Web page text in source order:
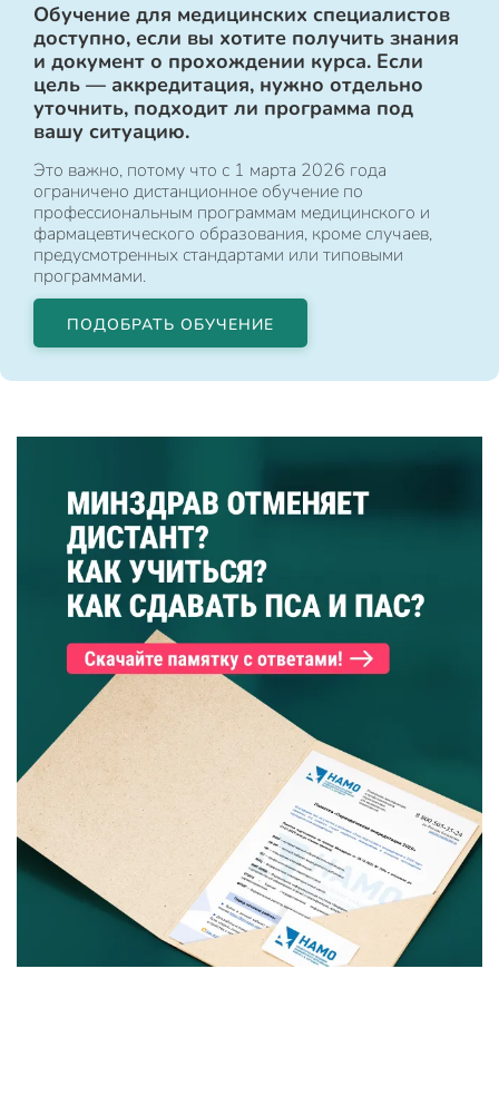
Обучение для медицинских специалистов
доступно, если вы хотите получить знания
и документ о прохождении курса. Если
цель — аккредитация, нужно отдельно
уточнить, подходит ли программа под
вашу ситуацию.
Это важно, потому что с 1 марта 2026 года
ограничено дистанционное обучение по
профессиональным программам медицинского и
фармацевтического образования, кроме случаев,
предусмотренных стандартами или типовыми
программами.
ПОДОБРАТЬ ОБУЧЕНИЕ